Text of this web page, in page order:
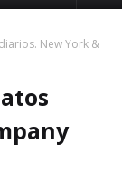
New York &